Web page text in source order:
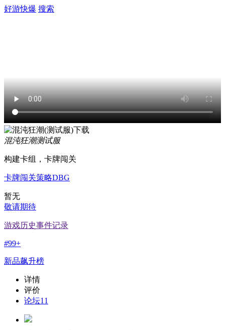
好游快爆 搜索
混沌狂潮测试服
构建卡组，卡牌闯关
卡牌闯关策略DBG
暂无
敬请期待
游戏历史事件记录
#99+
新品飙升榜
详情
评价
论坛11